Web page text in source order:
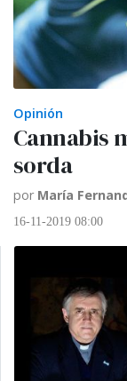
Opinión
Cannabis
sorda
por María
16-11-2019 08:00